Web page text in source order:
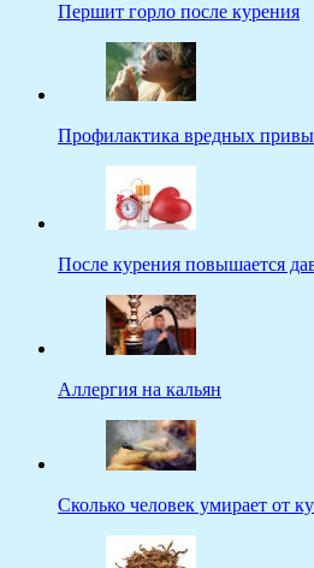
Першит горло после курения
Профилактика вредных
После курения повышается
Аллергия на кальян
Сколько человек умирает от